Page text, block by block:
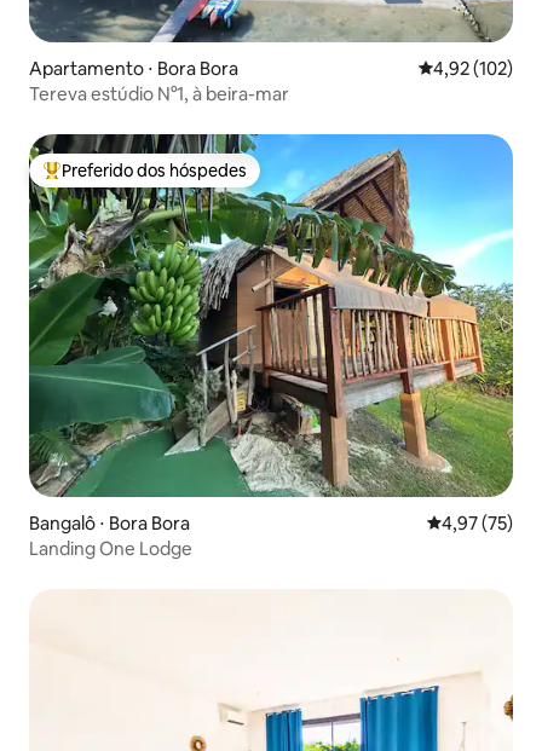
Apartamento ⋅ Bora Bora 4,92 de uma
4,92 (102)
Tereva estúdio N°1, à beira-mar
Entre os melhores preferidos dos hóspedes
Preferido dos hóspedes
Bangalô ⋅ Bora Bora 4,97 de uma
4,97 (75)
Landing One Lodge